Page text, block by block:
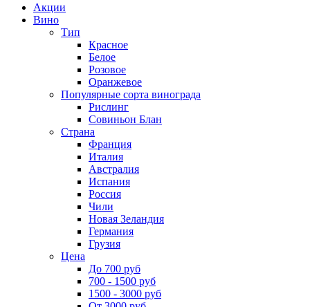
Акции
Вино
Тип
Красное
Белое
Розовое
Оранжевое
Популярные сорта винограда
Рислинг
Совиньон Блан
Страна
Франция
Италия
Австралия
Испания
Россия
Чили
Новая Зеландия
Германия
Грузия
Цена
До 700 руб
700 - 1500 руб
1500 - 3000 руб